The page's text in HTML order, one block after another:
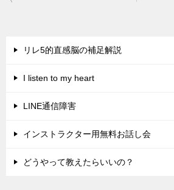
ビ
シ
リレ5的直感脳の補足解説
I listen to my heart
LINE通信障害
インストラクター用無料お話し会
どうやって教えたらいいの？